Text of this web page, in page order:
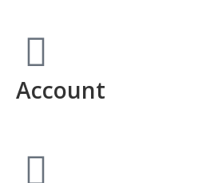
Account